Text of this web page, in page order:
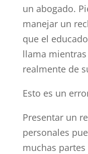
un abogado.
manejar un
que el
llama
realmente de
Esto es un
Presentar un
personales
muchas